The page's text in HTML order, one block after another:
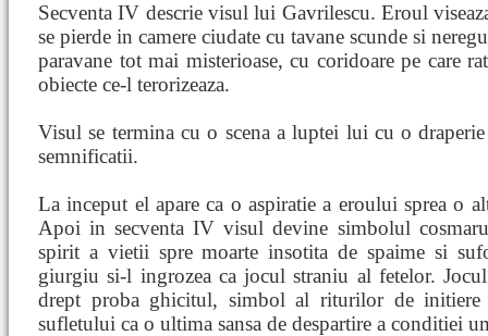
Secventa IV descrie visul lui Gavrilescu. Eroul
se pierde in camere ciudate cu tavane scunde si
paravane tot mai misterioase, cu coridoare pe care
obiecte ce-l terorizeaza.
Visul se termina cu o scena a luptei lui cu o
semnificatii.
La inceput el apare ca o aspiratie a eroului sprea o
Apoi in secventa IV visul devine simbolul
spirit a vietii spre moarte insotita de spaime si
giurgiu si-l ingrozea ca jocul straniu al fetelor.
drept proba ghicitul, simbol al riturilor de
sufletului ca o ultima sansa de despartire a conditiei